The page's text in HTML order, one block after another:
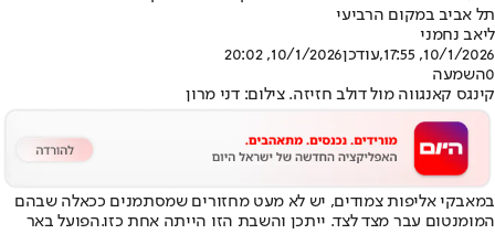
תל אביב במקום הרביעי
ליאב נחמני
10/1/2026, 17:55
,עודכן10/1/2026, 20:02
0השמעה
קינגס קאנגווה מול דולב חזיזה. צילום: דני מרון
במאבקי אליפות צמודים, יש לא מעט מחזורים שמסתמנים ככאלה שבהם
המומנטום עבר מצד לצד. ייתכן והשבת הזו הייתה אחת כזו.הפועל באר